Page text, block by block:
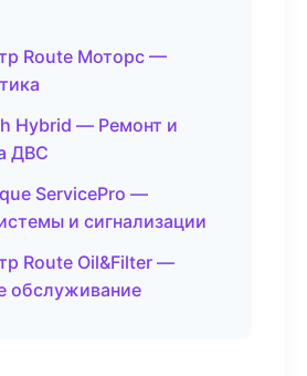
Route Моторс —
Hybrid — Ремонт и
ДВС
ServicePro —
и сигнализации
Route Oil&Filter —
обслуживание